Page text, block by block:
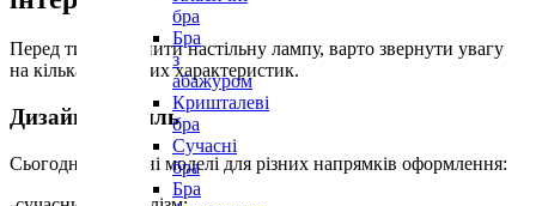
бра
Бра
з
абажуром
Кришталеві
бра
Сучасні
бра
Бра
Перед тим як купити настільну лампу, варто звернути увагу
на кілька важливих характеристик.
Дизайн та стиль
Сьогодні доступні моделі для різних напрямків оформлення: